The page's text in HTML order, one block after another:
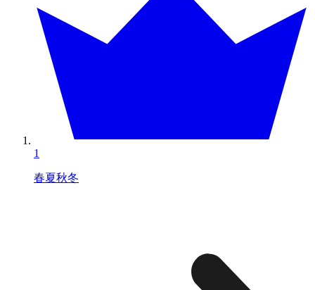
1
春夏秋冬